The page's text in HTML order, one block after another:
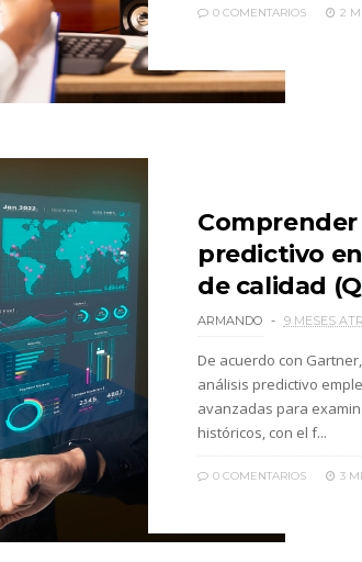
0 COMENTARIOS 2
Comprender
predictivo
de calidad
ARMANDO 9 MESES
De acuerdo con
análisis predictivo
avanzadas para
históricos, con el f...
0 COMENTARIOS 3